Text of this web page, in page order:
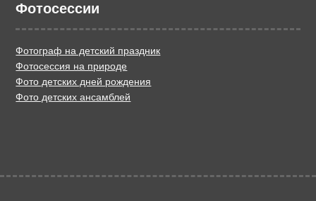
Фотосессии
Фотограф на детский праздник
Фотосессия на природе
Фото детских дней рождения
Фото детских ансамблей